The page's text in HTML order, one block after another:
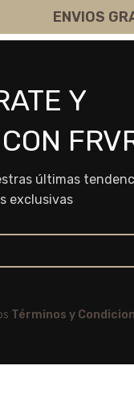
Y
últimas
exclusivas
Términos y
ENVIOS
HOME